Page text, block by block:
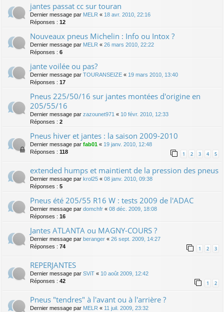
jantes passat cc sur touran
Dernier message par MELR « 18 avr. 2010, 22:16
Réponses : 12
Nouveaux pneus Michelin : Info ou Intox ?
Dernier message par MELR « 26 mars 2010, 22:22
Réponses : 6
jante voilée ou pas?
Dernier message par TOURANSEIZE « 19 mars 2010, 13:40
Réponses : 17
Pneus 225/50/16 sur jantes montées d'origine en
205/55/16
Dernier message par zazounet971 « 10 févr. 2010, 12:33
Réponses : 2
Pneus hiver et jantes : la saison 2009-2010
Dernier message par fab01 « 19 janv. 2010, 12:48
Réponses : 118 1 2 3 4 5
extended humps et maintient de la pression des pneus
Dernier message par krol25 « 08 janv. 2010, 09:38
Réponses : 5
Pneus été 205/55 R16 W : tests 2009 de l'ADAC
Dernier message par domchfr « 08 déc. 2009, 18:08
Réponses : 16
Jantes ATLANTA ou MAGNY-COURS ?
Dernier message par beranger « 26 sept. 2009, 14:27
Réponses : 74 1 2 3
REPERJANTES
Dernier message par SViT « 10 août 2009, 12:42
Réponses : 42 1 2
Pneus "tendres" à l'avant ou à l'arrière ?
Dernier message par MELR « 11 juil. 2009, 23:32